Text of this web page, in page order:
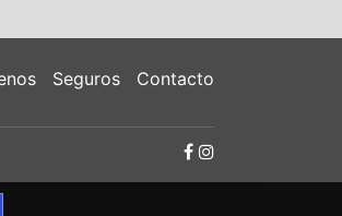
Seguros Contacto